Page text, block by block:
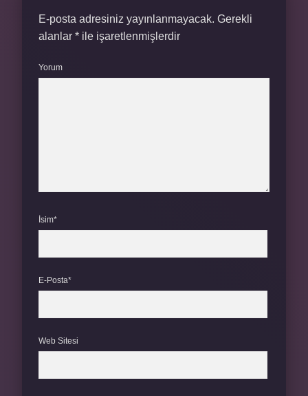
E-posta adresiniz yayınlanmayacak. Gerekli
alanlar * ile işaretlenmişlerdir
Yorum
İsim*
E-Posta*
Web Sitesi